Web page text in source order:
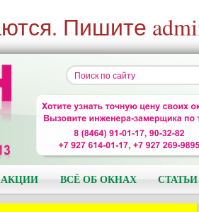
Пишите
АКЦИИ ВСЁ ОБ ОКНАХ СТАТЬИ